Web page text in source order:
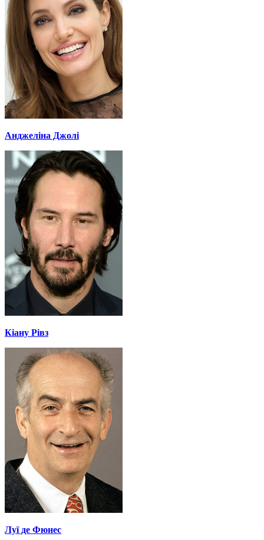
Анджеліна Джолі
Кіану Рівз
Луї де Фюнес